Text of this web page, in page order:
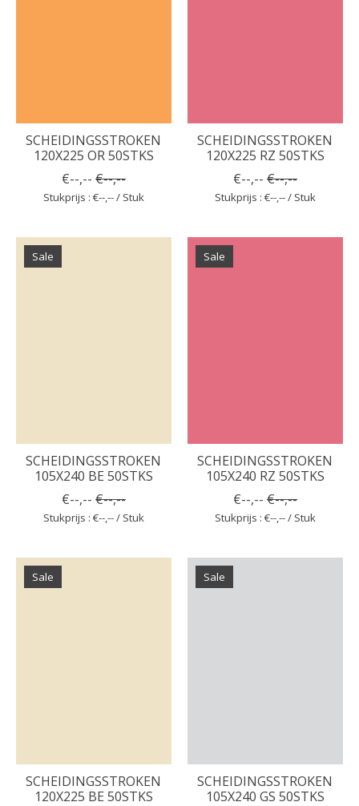
SCHEIDINGSSTROKEN
120X225 OR 50STKS
€--,-- €--,--
Stukprijs : €--,-- / Stuk
SCHEIDINGSSTROKEN
120X225 RZ 50STKS
€--,-- €--,--
Stukprijs : €--,-- / Stuk
Sale
SCHEIDINGSSTROKEN
105X240 BE 50STKS
€--,-- €--,--
Stukprijs : €--,-- / Stuk
Sale
SCHEIDINGSSTROKEN
105X240 RZ 50STKS
€--,-- €--,--
Stukprijs : €--,-- / Stuk
Sale
SCHEIDINGSSTROKEN
120X225 BE 50STKS
Sale
SCHEIDINGSSTROKEN
105X240 GS 50STKS